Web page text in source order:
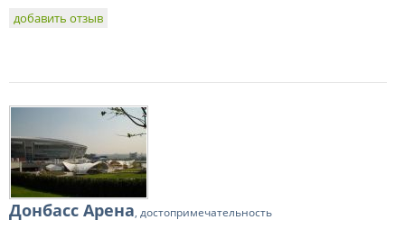
добавить отзыв
Донбасс Арена, достопримечательность